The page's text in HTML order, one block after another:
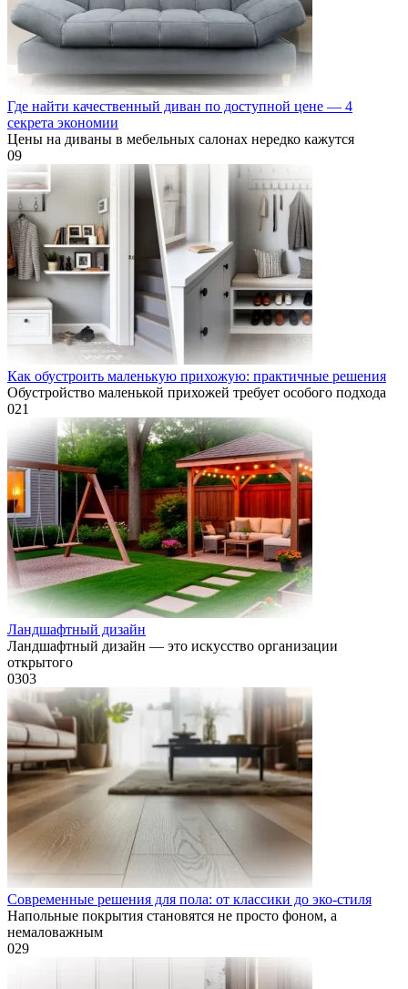
Где найти качественный диван по доступной цене — 4
секрета экономии
Цены на диваны в мебельных салонах нередко кажутся
09
Как обустроить маленькую прихожую: практичные решения
Обустройство маленькой прихожей требует особого подхода
021
Ландшафтный дизайн
Ландшафтный дизайн — это искусство организации
открытого
0303
Современные решения для пола: от классики до эко-стиля
Напольные покрытия становятся не просто фоном, а
немаловажным
029